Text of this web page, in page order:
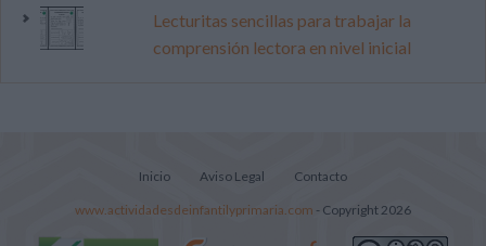
Lecturitas sencillas para trabajar la
comprensión lectora en nivel inicial
Inicio Aviso Legal Contacto
www.actividadesdeinfantilyprimaria.com - Copyright 2026